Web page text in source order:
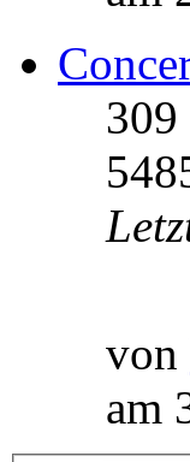
309
von
am